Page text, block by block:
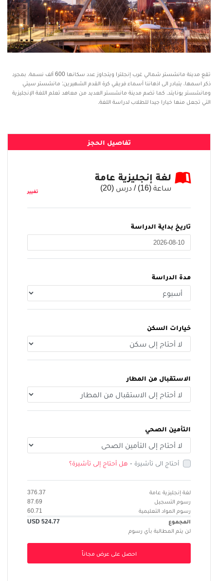
تفاصيل الحجز
لغة إنجليزية عامة
ساعة (16) / درس (20
) تغيير
تاريخ بداية الدراسة
مدة الدراسة
خيارات السكن
الاستقبال من المطار
التأمين الصحي
أحتاج الى تأشيرة - هل أحتاج إلى تأشيرة؟
لغة إنجليزية عامة
376.37
رسوم التسجيل
87.69
رسوم المواد التعليمية
60.71
المجموع
524.77
لن يتم المطالبة بأي رسوم
احصل على عرض مجاناً
تقع مدينة مانشستر شمالي غرب إنجلترا ويتجاوز عدد سكانها 600 ألف نسمة. بمجرد
ذكر اسمها، يتبادر الى اذهاننا أسماء فريقي كرة القدم الشهيرين: مانشستر سيتي
ومانشستر يونايتد. كما تضم مدينة مانشستر العديد من معاهد تعلم اللغة الإنجليزية
التي تجعل منها خيارا جيدا للطلاب لدراسة اللغة.